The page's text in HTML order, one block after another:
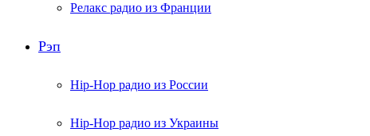
Релакс радио из Франции
Рэп
Hip-Hop радио из России
Hip-Hop радио из Украины